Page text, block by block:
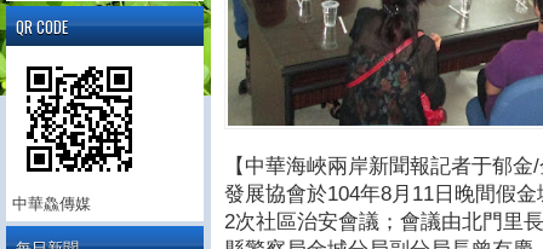
【中華海峽兩岸新聞報記者于郁
發展協會於104年8月11日晚間假
2次社區治安會議；會議由北門里
QR CODE
中華鱻傳媒